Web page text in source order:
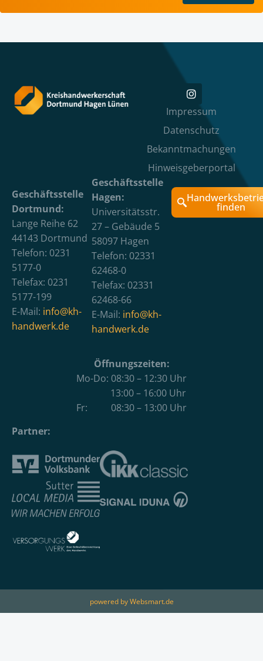
Impressum
Datenschutz
Bekanntmachungen
Hinweisgeberportal
Geschäftsstelle
Dortmund:
Lange Reihe 62
44143 Dortmund
Telefon: 0231
5177-0
Telefax: 0231
5177-199
E-Mail: info@kh-
handwerk.de
Geschäftsstelle
Hagen:
Universitätsstr.
27 – Gebäude 5
58097 Hagen
Telefon: 02331
62468-0
Telefax: 02331
62468-66
E-Mail: info@kh-
handwerk.de
finden
Öffnungszeiten:
Mo-Do: 08:30 – 12:30 Uhr
13:00 – 16:00 Uhr
Fr: 08:30 – 13:00 Uhr
Partner:
powered by Websmart.de